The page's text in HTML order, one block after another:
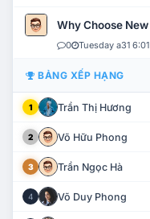
Why Choose
0 Tuesday a31
BẢNG XẾP HẠNG
1 Trần Thị Hương
2 Võ Hữu Phong
3 Trần Ngọc Hà
4 Võ Duy Phong